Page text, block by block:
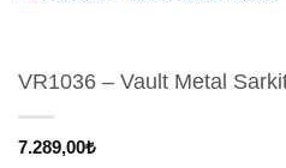
VR1036 – Vault Metal
7.289,00₺